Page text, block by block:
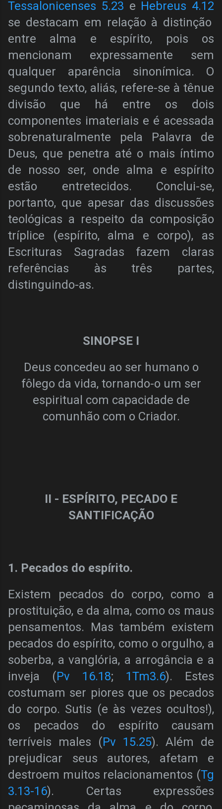
Tessalonicenses 5.23 e Hebreus 4.12
se destacam em relação à distinção
entre alma e espírito, pois os
mencionam expressamente sem
qualquer aparência sinonímica. O
segundo texto, aliás, refere-se à tênue
divisão que há entre os dois
componentes imateriais e é acessada
sobrenaturalmente pela Palavra de
Deus, que penetra até o mais íntimo
de nosso ser, onde alma e espírito
estão entretecidos. Conclui-se,
portanto, que apesar das discussões
teológicas a respeito da composição
tríplice (espírito, alma e corpo), as
Escrituras Sagradas fazem claras
referências às três partes,
distinguindo-as.
SINOPSE I
Deus concedeu ao ser humano o
fôlego da vida, tornando-o um ser
espiritual com capacidade de
comunhão com o Criador.
II - ESPÍRITO, PECADO E
SANTIFICAÇÃO
1. Pecados do espírito.
Existem pecados do corpo, como a
prostituição, e da alma, como os maus
pensamentos. Mas também existem
pecados do espírito, como o orgulho, a
soberba, a vanglória, a arrogância e a
inveja (Pv 16.18; 1Tm3.6). Estes
costumam ser piores que os pecados
do corpo. Sutis (e às vezes ocultos!),
os pecados do espírito causam
terríveis males (Pv 15.25). Além de
prejudicar seus autores, afetam e
destroem muitos relacionamentos (Tg
3.13-16). Certas expressões